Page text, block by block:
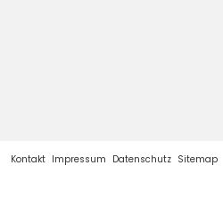
Kontakt Impressum Datenschutz Sitemap